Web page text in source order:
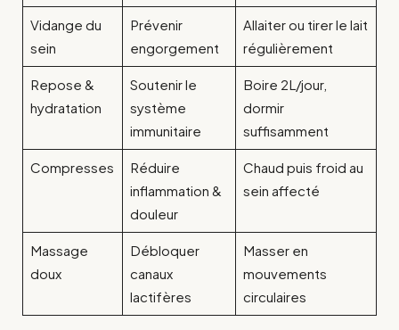
Vidange du
sein
Prévenir
engorgement
Allaiter ou tirer le lait
régulièrement
Repose &
hydratation
Soutenir le
système
immunitaire
Boire 2L/jour,
dormir
suffisamment
Compresses
Réduire
inflammation &
douleur
Chaud puis froid au
sein affecté
Massage
doux
Débloquer
canaux
lactifères
Masser en
mouvements
circulaires